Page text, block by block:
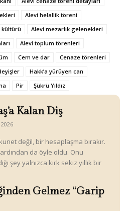
Alevi helallik töreni
kültürü
Alevi mezarlık gelenekleri
Alevi toplum törenleri
Cem ve dar
Cenaze törenleri
Hakk’a yürüyen can
Pir Şükrü Yıldız
Kalan Diş
değil, bir hesaplaşma bırakır.
ardından da öyle oldu. Onu
şey yalnızca kırk sekiz yıllık bir
Gelmez “Garip